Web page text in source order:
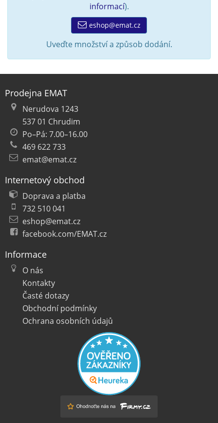
informací).
eshop@emat.cz
Uveďte množství a způsob dodání.
Prodejna EMAT
Nerudova 1243
537 01 Chrudim
Po–Pá: 7.00–16.00
469 622 733
emat@emat.cz
Internetový obchod
Doprava a platba
732 510 041
eshop@emat.cz
facebook.com/EMAT.cz
Informace
O nás
Kontakty
Časté dotazy
Obchodní podmínky
Ochrana osobních údajů